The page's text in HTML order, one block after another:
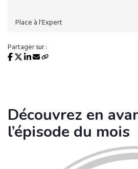
Place à l'Expert
Partager sur :
Découvrez en
l’épisode du mois